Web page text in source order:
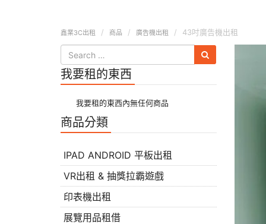
鑫業3C出租 商品 廣告機出租 43吋廣告機出租
我要租的東西
我要租的東西內無任何商品
商品分類
IPAD ANDROID 平板出租
VR出租 & 抽獎拉霸遊戲
印表機出租
展覽用品租借